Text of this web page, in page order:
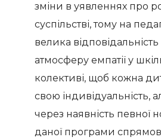
зміни в уявленнях про
суспільстві, тому на
велика
атмосферу емпатії у
колективі, щоб кожна
свою індивідуальність,
через наявність певної
даної програми